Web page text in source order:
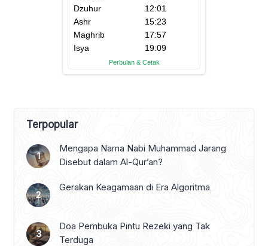
Terpopular
Mengapa Nama Nabi Muhammad Jarang
Disebut dalam Al-Qur’an?
Gerakan Keagamaan di Era Algoritma
Doa Pembuka Pintu Rezeki yang Tak
Terduga